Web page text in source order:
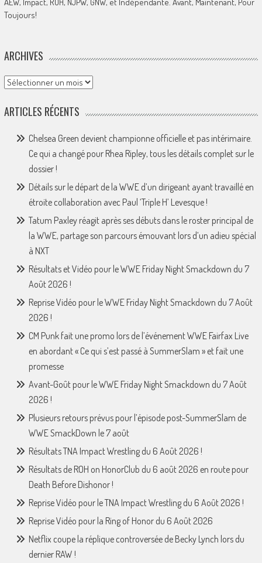
Toujours!
ARCHIVES
Archives
ARTICLES RÉCENTS
Chelsea Green devient championne officielle et pas intérimaire.
Ce qui a changé pour Rhea Ripley, tous les détails complet sur le
dossier !
Détails sur le départ de la WWE d’un dirigeant ayant travaillé en
étroite collaboration avec Paul ‘Triple H’ Levesque !
Tatum Paxley réagit après ses débuts dans le roster principal de
la WWE, partage son parcours émouvant lors d’un adieu spécial
à NXT
Résultats et Vidéo pour le WWE Friday Night Smackdown du 7
Août 2026 !
Reprise Vidéo pour le WWE Friday Night Smackdown du 7 Août
2026 !
CM Punk fait une promo lors de l’événement WWE Fairfax Live
en abordant « Ce qui s’est passé à SummerSlam » et fait une
promesse
Avant-Goût pour le WWE Friday Night Smackdown du 7 Août
2026 !
Plusieurs retours prévus pour l’épisode post-SummerSlam de
WWE SmackDown le 7 août
Résultats TNA Impact Wrestling du 6 Août 2026 !
Résultats de ROH on HonorClub du 6 août 2026 en route pour
Death Before Dishonor !
Reprise Vidéo pour le TNA Impact Wrestling du 6 Août 2026 !
Reprise Vidéo pour la Ring of Honor du 6 Août 2026
Netflix coupe la réplique controversée de Becky Lynch lors du
dernier RAW !